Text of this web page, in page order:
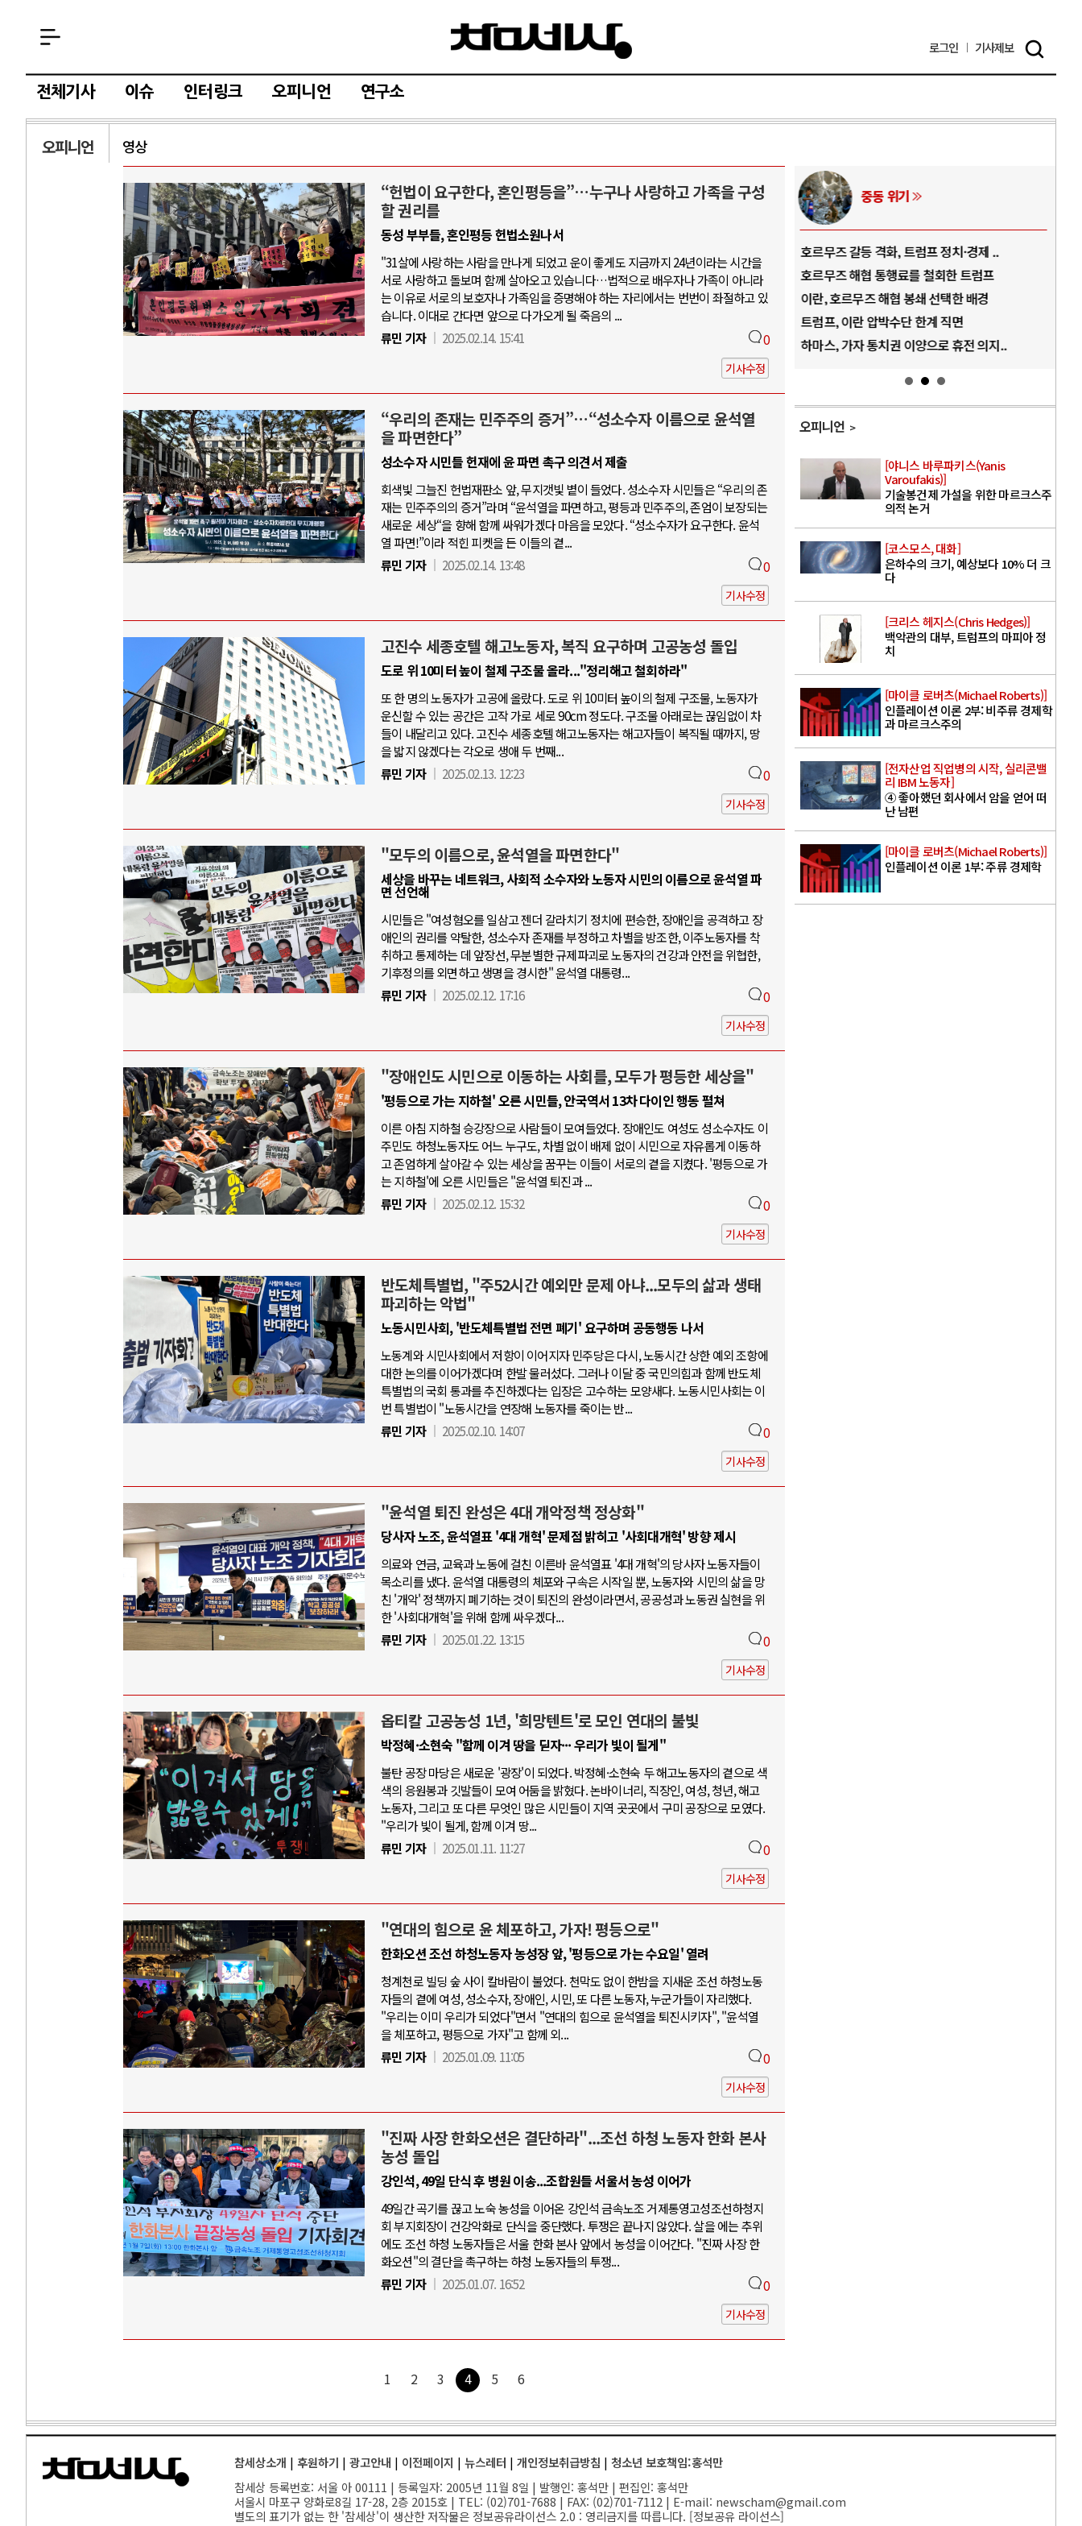
로그인 기사제보
전체기사 이슈 인터링크 오피니언 연구소
오피니언 영상
“헌법이 요구한다, 혼인평등을”…누구나 사랑하고 가족을 구성
할 권리를
동성 부부들, 혼인평등 헌법소원나서
"31살에 사랑하는 사람을 만나게 되었고 운이 좋게도 지금까지 24년이라는 시간을
서로 사랑하고 돌보며 함께 살아오고 있습니다…법적으로 배우자나 가족이 아니라
는 이유로 서로의 보호자나 가족임을 증명해야 하는 자리에서는 번번이 좌절하고 있
습니다. 이대로 간다면 앞으로 다가오게 될 죽음의 ...
류민 기자
2025.02.14. 15:41 0
기사수정
“우리의 존재는 민주주의 증거”…“성소수자 이름으로 윤석열
을 파면한다”
성소수자 시민들 헌재에 윤 파면 촉구 의견서 제출
회색빛 그늘진 헌법재판소 앞, 무지갯빛 볕이 들었다. 성소수자 시민들은 “우리의 존
재는 민주주의의 증거”라며 “윤석열을 파면하고, 평등과 민주주의, 존엄이 보장되는
새로운 세상“을 향해 함께 싸워가겠다 마음을 모았다. “성소수자가 요구한다. 윤석
열 파면!”이라 적힌 피켓을 든 이들의 곁...
류민 기자
2025.02.14. 13:48 0
기사수정
고진수 세종호텔 해고노동자, 복직 요구하며 고공농성 돌입
도로 위 10미터 높이 철제 구조물 올라..."정리해고 철회하라"
또 한 명의 노동자가 고공에 올랐다. 도로 위 10미터 높이의 철제 구조물, 노동자가
운신할 수 있는 공간은 고작 가로 세로 90cm 정도다. 구조물 아래로는 끊임없이 차
들이 내달리고 있다. 고진수 세종호텔 해고노동자는 해고자들이 복직될 때까지, 땅
을 밟지 않겠다는 각오로 생애 두 번째...
류민 기자
2025.02.13. 12:23 0
기사수정
"모두의 이름으로, 윤석열을 파면한다"
세상을 바꾸는 네트워크, 사회적 소수자와 노동자 시민의 이름으로 윤석열 파
면 선언해
시민들은 "여성혐오를 일삼고 젠더 갈라치기 정치에 편승한, 장애인을 공격하고 장
애인의 권리를 약탈한, 성소수자 존재를 부정하고 차별을 방조한, 이주노동자를 착
취하고 통제하는 데 앞장선, 무분별한 규제파괴로 노동자의 건강과 안전을 위협한,
기후정의를 외면하고 생명을 경시한" 윤석열 대통령...
류민 기자
2025.02.12. 17:16 0
기사수정
"장애인도 시민으로 이동하는 사회를, 모두가 평등한 세상을"
'평등으로 가는 지하철' 오른 시민들, 안국역서 13차 다이인 행동 펼쳐
이른 아침 지하철 승강장으로 사람들이 모여들었다. 장애인도 여성도 성소수자도 이
주민도 하청노동자도 어느 누구도, 차별 없이 배제 없이 시민으로 자유롭게 이동하
고 존엄하게 살아갈 수 있는 세상을 꿈꾸는 이들이 서로의 곁을 지켰다. '평등으로 가
는 지하철'에 오른 시민들은 "윤석열 퇴진과 ...
류민 기자
2025.02.12. 15:32 0
기사수정
반도체특별법, "주52시간 예외만 문제 아냐...모두의 삶과 생태
파괴하는 악법"
노동시민사회, '반도체특별법 전면 폐기' 요구하며 공동행동 나서
노동계와 시민사회에서 저항이 이어지자 민주당은 다시, 노동시간 상한 예외 조항에
대한 논의를 이어가겠다며 한발 물러섰다. 그러나 이달 중 국민의힘과 함께 반도체
특별법의 국회 통과를 추진하겠다는 입장은 고수하는 모양새다. 노동시민사회는 이
번 특별법이 "노동시간을 연장해 노동자를 죽이는 반...
류민 기자
2025.02.10. 14:07 0
기사수정
"윤석열 퇴진 완성은 4대 개악정책 정상화"
당사자 노조, 윤석열표 '4대 개혁' 문제점 밝히고 '사회대개혁' 방향 제시
의료와 연금, 교육과 노동에 걸친 이른바 윤석열표 '4대 개혁'의 당사자 노동자들이
목소리를 냈다. 윤석열 대통령의 체포와 구속은 시작일 뿐, 노동자와 시민의 삶을 망
친 '개악' 정책까지 폐기하는 것이 퇴진의 완성이라면서, 공공성과 노동권 실현을 위
한 '사회대개혁'을 위해 함께 싸우겠다...
류민 기자
2025.01.22. 13:15 0
기사수정
옵티칼 고공농성 1년, '희망텐트'로 모인 연대의 불빛
박정혜·소현숙 "함께 이겨 땅을 딛자··· 우리가 빛이 될게"
불탄 공장 마당은 새로운 '광장'이 되었다. 박정혜·소현숙 두 해고노동자의 곁으로 색
색의 응원봉과 깃발들이 모여 어둠을 밝혔다. 논바이너리, 직장인, 여성, 청년, 해고
노동자, 그리고 또 다른 무엇인 많은 시민들이 지역 곳곳에서 구미 공장으로 모였다.
"우리가 빛이 될게, 함께 이겨 땅...
류민 기자
2025.01.11. 11:27 0
기사수정
"연대의 힘으로 윤 체포하고, 가자! 평등으로"
한화오션 조선 하청노동자 농성장 앞, '평등으로 가는 수요일' 열려
청계천로 빌딩 숲 사이 칼바람이 불었다. 천막도 없이 한밤을 지새운 조선 하청노동
자들의 곁에 여성, 성소수자, 장애인, 시민, 또 다른 노동자, 누군가들이 자리했다.
"우리는 이미 우리가 되었다"면서 "연대의 힘으로 윤석열을 퇴진시키자", "윤석열
을 체포하고, 평등으로 가자"고 함께 외...
류민 기자
2025.01.09. 11:05 0
기사수정
"진짜 사장 한화오션은 결단하라"...조선 하청 노동자 한화 본사
농성 돌입
강인석, 49일 단식 후 병원 이송...조합원들 서울서 농성 이어가
49일간 곡기를 끊고 노숙 농성을 이어온 강인석 금속노조 거제통영고성조선하청지
회 부지회장이 건강악화로 단식을 중단했다. 투쟁은 끝나지 않았다. 살을 에는 추위
에도 조선 하청 노동자들은 서울 한화 본사 앞에서 농성을 이어간다. "진짜 사장 한
화오션"의 결단을 촉구하는 하청 노동자들의 투쟁...
류민 기자
2025.01.07. 16:52 0
기사수정
1 2 3 4 5 6
AI와 인간
중국 AI, 저가 공세로 글로벌 토큰 시..
AI 국부펀드 구상 놓고 미국 진보진영 ..
AI 데이터센터 반대 투쟁은 새로운 글로..
AI의 숨은 환경 비용: 데이터센터 확산..
AI는 어떻게 미국 민주주의를 잠식하고 ..
러시아-우크라이나 전쟁
EU·우크라이나 드론 협력 직후, 러시아..
나토, 우크라 군사지원 2027년까지 공..
우크라이나, 덴마크, 에스토니아, 네덜란..
중동 위기
호르무즈 갈등 격화, 트럼프 정치·경제 ..
호르무즈 해협 통행료를 철회한 트럼프
이란, 호르무즈 해협 봉쇄 선택한 배경
트럼프, 이란 압박수단 한계 직면
하마스, 가자 통치권 이양으로 휴전 의지..
오피니언
[야니스 바루파키스(Yanis
Varoufakis)]
기술봉건제 가설을 위한 마르크스주
의적 논거
[코스모스, 대화]
은하수의 크기, 예상보다 10% 더 크
다
[크리스 헤지스(Chris Hedges)]
백악관의 대부, 트럼프의 마피아 정
치
[마이클 로버츠(Michael Roberts)]
인플레이션 이론 2부: 비주류 경제학
과 마르크스주의
[전자산업 직업병의 시작, 실리콘밸
리 IBM 노동자]
④ 좋아했던 회사에서 암을 얻어 떠
난 남편
[마이클 로버츠(Michael Roberts)]
인플레이션 이론 1부: 주류 경제학
참세상소개 | 후원하기 | 광고안내 | 이전페이지 | 뉴스레터 | 개인정보취급방침 | 청소년 보호책임:홍석만
참세상 등록번호: 서울 아 00111 | 등록일자: 2005년 11월 8일 | 발행인: 홍석만 | 편집인: 홍석만
서울시 마포구 양화로8길 17-28, 2층 2015호 | TEL: (02)701-7688 | FAX: (02)701-7112 | E-mail: newscham@gmail.com
별도의 표기가 없는 한 '참세상'이 생산한 저작물은 정보공유라이선스 2.0 : 영리금지를 따릅니다. [정보공유 라이선스]